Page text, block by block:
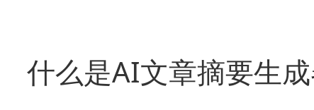
什么是AI文章摘要生